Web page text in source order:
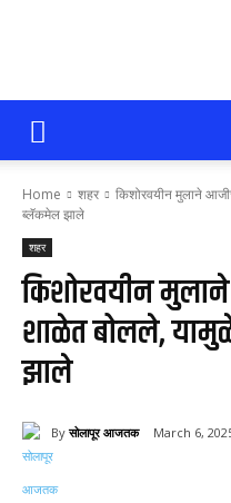
Home शहर
किशोरवयीन मुलाने
ब्लॅकमेल झाले
शहर
किशोरवयीन
शाळेत बोलले,
झाले
By सोलापूर आजतक March 6,